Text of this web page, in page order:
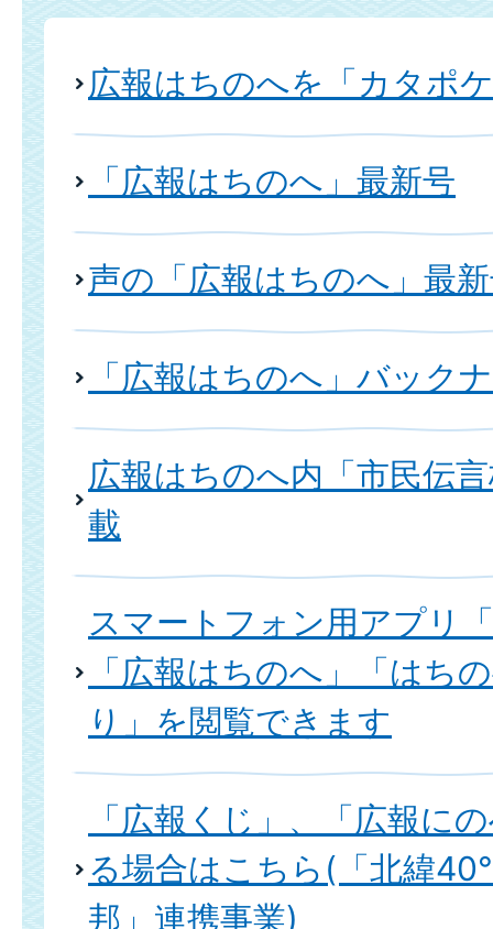
広報はちのへを「カタポ
「広報はちのへ」最新号
声の「広報はちのへ」最
「広報はちのへ」バック
広報はちのへ内「市民伝
載
スマートフォン用アプリ
「広報はちのへ」「はち
り」を閲覧できます
「広報くじ」、「広報に
る場合はこちら(「北緯
邦」連携事業)